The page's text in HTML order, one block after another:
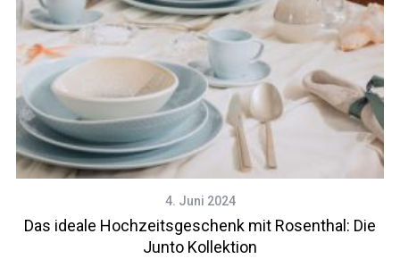
4. Juni 2024
Das ideale Hochzeitsgeschenk mit Rosenthal: Die
Junto Kollektion